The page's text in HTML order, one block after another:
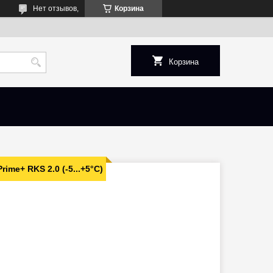
Корзина
Нет отзывов,
Корзина
RKS 2.0 (-5...+5°C)